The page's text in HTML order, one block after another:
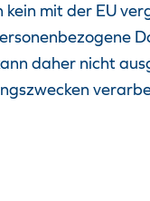
mit der EU
daher nicht